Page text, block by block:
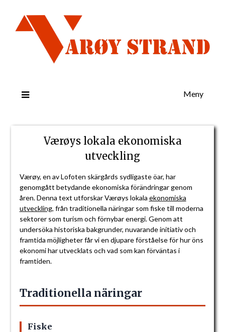
Meny
Værøys lokala ekonomiska
utveckling
Værøy, en av Lofoten skärgårds sydligaste öar, har
genomgått betydande ekonomiska förändringar genom
åren. Denna text utforskar Værøys lokala ekonomiska
utveckling, från traditionella näringar som fiske till moderna
sektorer som turism och förnybar energi. Genom att
undersöka historiska bakgrunder, nuvarande initiativ och
framtida möjligheter får vi en djupare förståelse för hur öns
ekonomi har utvecklats och vad som kan förväntas i
framtiden.
Traditionella näringar
Fiske